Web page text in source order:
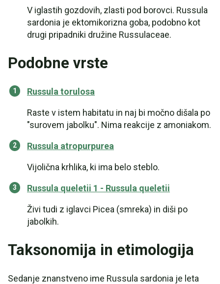
V iglastih gozdovih, zlasti pod borovci. Russula
sardonia je ektomikorizna goba, podobno kot
drugi pripadniki družine Russulaceae.
Podobne vrste
Russula torulosa
Raste v istem habitatu in naj bi močno dišala po
"surovem jabolku". Nima reakcije z amoniakom.
Russula atropurpurea
Vijolična krhlika, ki ima belo steblo.
Russula queletii 1 - Russula queletii
Živi tudi z iglavci Picea (smreka) in diši po
jabolkih.
Taksonomija in etimologija
Sedanje znanstveno ime Russula sardonia je leta